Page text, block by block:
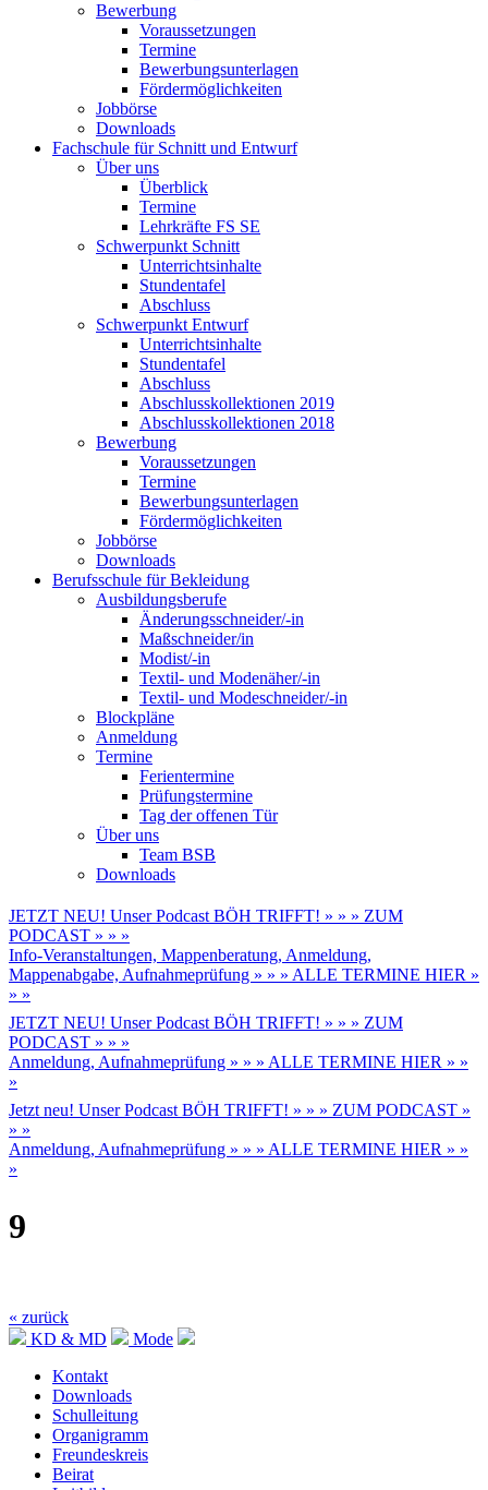
Bewerbung
Voraussetzungen
Termine
Bewerbungsunterlagen
Fördermöglichkeiten
Jobbörse
Downloads
Fachschule für Schnitt und Entwurf
Über uns
Überblick
Termine
Lehrkräfte FS SE
Schwerpunkt Schnitt
Unterrichtsinhalte
Stundentafel
Abschluss
Schwerpunkt Entwurf
Unterrichtsinhalte
Stundentafel
Abschluss
Abschlusskollektionen 2019
Abschlusskollektionen 2018
Bewerbung
Voraussetzungen
Termine
Bewerbungsunterlagen
Fördermöglichkeiten
Jobbörse
Downloads
Berufsschule für Bekleidung
Ausbildungsberufe
Änderungsschneider/-in
Maßschneider/in
Modist/-in
Textil- und Modenäher/-in
Textil- und Modeschneider/-in
Blockpläne
Anmeldung
Termine
Ferientermine
Prüfungstermine
Tag der offenen Tür
Über uns
Team BSB
Downloads
JETZT NEU! Unser Podcast BÖH TRIFFT! » » » ZUM
PODCAST » » »
Info-Veranstaltungen, Mappenberatung, Anmeldung,
Mappenabgabe, Aufnahmeprüfung » » » ALLE TERMINE HIER »
» »
JETZT NEU! Unser Podcast BÖH TRIFFT! » » » ZUM
PODCAST » » »
Anmeldung, Aufnahmeprüfung » » » ALLE TERMINE HIER » »
»
Jetzt neu! Unser Podcast BÖH TRIFFT! » » » ZUM PODCAST »
» »
Anmeldung, Aufnahmeprüfung » » » ALLE TERMINE HIER » »
»
9
« zurück
KD & MD
Mode
Kontakt
Downloads
Schulleitung
Organigramm
Freundeskreis
Beirat